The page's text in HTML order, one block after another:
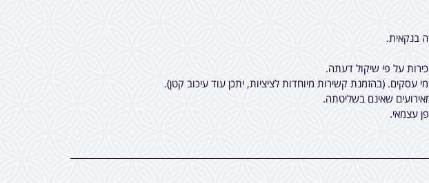
בנקאית.
על פי שיקול דעתה.
שאינם בשליטתה.
עצמאי.